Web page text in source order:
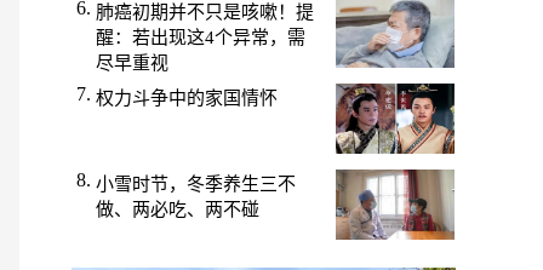
肺癌初期并不只是咳嗽！提
醒：若出现这4个异常，需
尽早重视
权力斗争中的家国情怀
小雪时节，冬季养生三不
做、两必吃、两不碰